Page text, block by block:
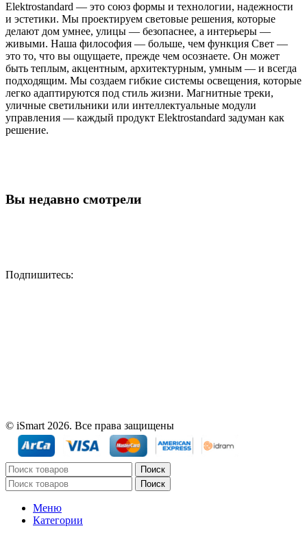
Elektrostandard — это союз формы и технологии, надежности
и эстетики. Мы проектируем световые решения, которые
делают дом умнее, улицы — безопаснее, а интерьеры —
живыми. Наша философия — больше, чем функция Свет —
это то, что вы ощущаете, прежде чем осознаете. Он может
быть теплым, акцентным, архитектурным, умным — и всегда
подходящим. Мы создаем гибкие системы освещения, которые
легко адаптируются под стиль жизни. Магнитные треки,
уличные светильники или интеллектуальные модули
управления — каждый продукт Elektrostandard задуман как
решение.
Вы недавно смотрели
Подпишитесь:
© iSmart 2026. Все права защищены
Поиск
Поиск
Меню
Категории